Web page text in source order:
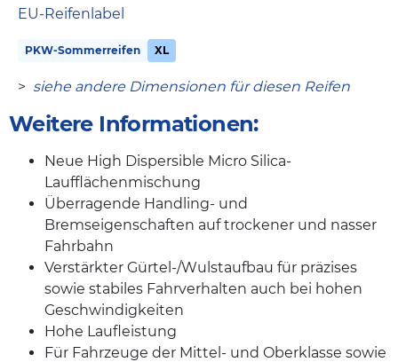
EU-Reifenlabel
PKW-Sommerreifen XL
> siehe andere Dimensionen für diesen Reifen
Weitere Informationen:
Neue High Dispersible Micro Silica-
Laufflächenmischung
Überragende Handling- und
Bremseigenschaften auf trockener und nasser
Fahrbahn
Verstärkter Gürtel-/Wulstaufbau für präzises
sowie stabiles Fahrverhalten auch bei hohen
Geschwindigkeiten
Hohe Laufleistung
Für Fahrzeuge der Mittel- und Oberklasse sowie